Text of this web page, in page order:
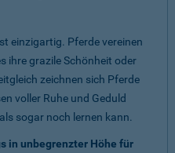
einzigartig. Pferde vereinen
ihre grazile Schönheit oder
zeichnen sich Pferde
voller Ruhe und Geduld
sogar noch lernen kann.
in unbegrenzter Höhe für